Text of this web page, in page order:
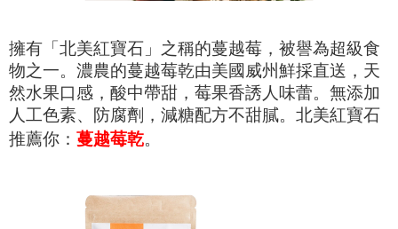
擁有「北美紅寶石」之稱的蔓越莓，被譽為超級食
物之一。濃農的蔓越莓乾由美國威州鮮採直送，天
然水果口感，酸中帶甜，莓果香誘人味蕾。 無添加
人工色素、防腐劑，減糖配方不甜膩。北美紅寶石
推薦你： 蔓越莓乾。